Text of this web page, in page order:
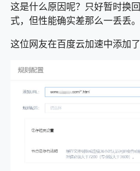
这是什么原因呢？只好暂时换
式，但性能确实差那么一丢丢。
这位网友在百度云加速中添加了